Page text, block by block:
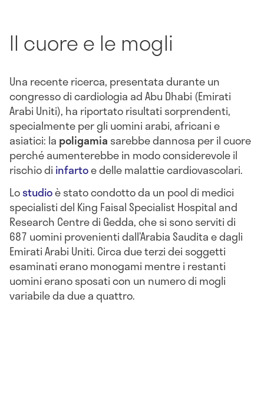
Il cuore e le mogli
Una recente ricerca, presentata durante un
congresso di cardiologia ad Abu Dhabi (Emirati
Arabi Uniti), ha riportato risultati sorprendenti,
specialmente per gli uomini arabi, africani e
asiatici: la poligamia sarebbe dannosa per il cuore
perché aumenterebbe in modo considerevole il
rischio di infartoe delle malattie cardiovascolari.
Lostudioè stato condotto da un pool di medici
specialisti del King Faisal Specialist Hospital and
Research Centre di Gedda, che si sono serviti di
687 uomini provenienti dall’Arabia Saudita e dagli
Emirati Arabi Uniti. Circa due terzi dei soggetti
esaminati erano monogami mentre i restanti
uomini erano sposati con un numero di mogli
variabile da due a quattro.